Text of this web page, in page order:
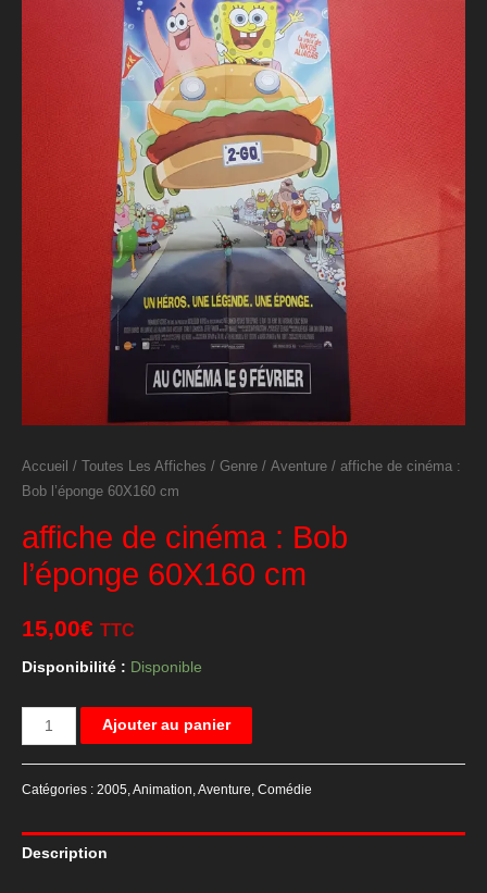
Accueil / Toutes Les Affiches / Genre / Aventure / affiche de cinéma :
Bob l’éponge 60X160 cm
affiche de cinéma : Bob
l’éponge 60X160 cm
15,00€ TTC
Disponibilité : Disponible
quantité
de
cinéma
:
Ajouter au panier
Catégories : 2005,Animation,Aventure, Comédie
Description